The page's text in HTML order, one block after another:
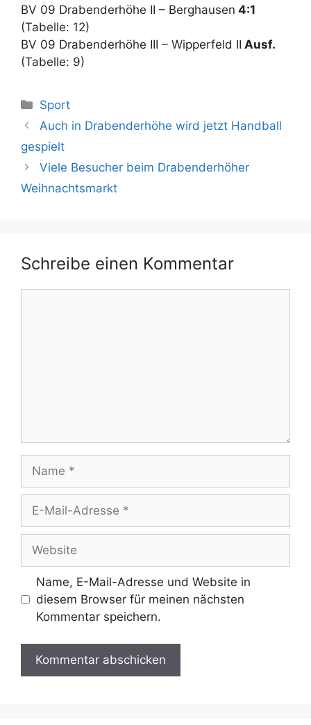
BV 09 Drabenderhöhe II – Berghausen 4:1
(Tabelle: 12)
BV 09 Drabenderhöhe III – Wipperfeld II Ausf.
(Tabelle: 9)
Kategorien
Sport
Auch in Drabenderhöhe wird jetzt Handball
gespielt
Viele Besucher beim Drabenderhöher
Weihnachtsmarkt
Schreibe einen Kommentar
Name
Adresse
Website
Name, E-Mail-Adresse und Website in
diesem Browser für meinen nächsten
Kommentar speichern.